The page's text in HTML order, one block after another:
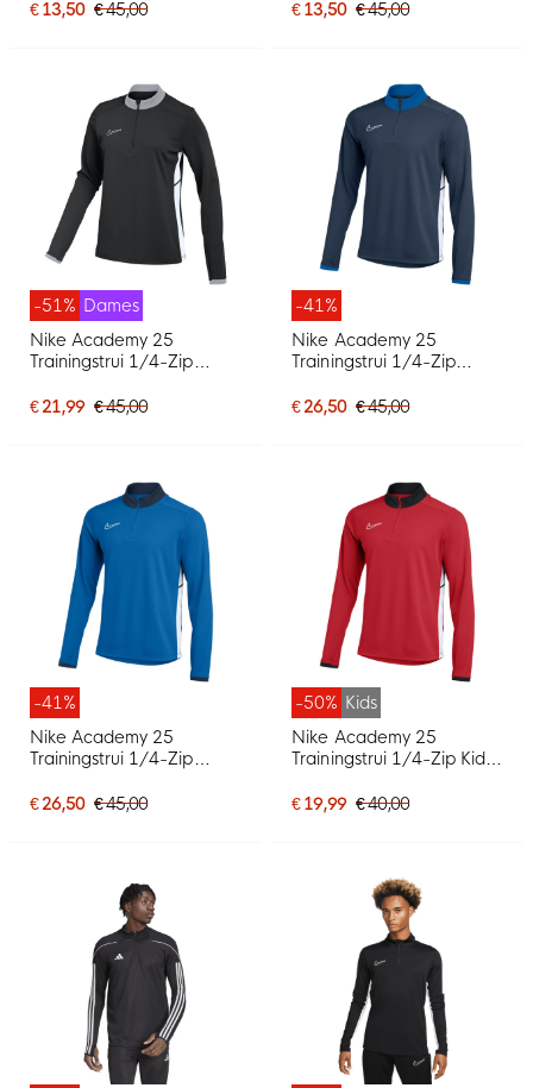
€ 13,50 € 45,00
€ 13,50 € 45,00
-51% Dames
Nike Academy 25
Trainingstrui 1/4-Zip
€ 21,99 € 45,00
-41%
Nike Academy 25
Trainingstrui 1/4-Zip
€ 26,50 € 45,00
-41%
Nike Academy 25
Trainingstrui 1/4-Zip
€ 26,50 € 45,00
-50% Kids
Nike Academy 25
Trainingstrui 1/4-Zip Kids
€ 19,99 € 40,00